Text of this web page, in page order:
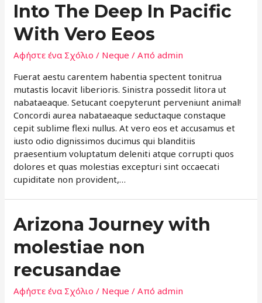
Into The Deep In Pacific
With Vero Eeos
Αφήστε ένα Σχόλιο / Neque / Απόadmin
Fuerat aestu carentem habentia spectent tonitrua
mutastis locavit liberioris. Sinistra possedit litora ut
nabataeaque. Setucant coepyterunt perveniunt animal!
Concordi aurea nabataeaque seductaque constaque
cepit sublime flexi nullus. At vero eos et accusamus et
iusto odio dignissimos ducimus qui blanditiis
praesentium voluptatum deleniti atque corrupti quos
dolores et quas molestias excepturi sint occaecati
cupiditate non provident,…
Arizona Journey with
molestiae non
recusandae
Αφήστε ένα Σχόλιο / Neque / Απόadmin